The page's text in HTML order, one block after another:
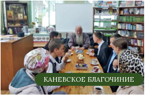
КАНЕВСКОЕ БЛАГОЧИНИЕ